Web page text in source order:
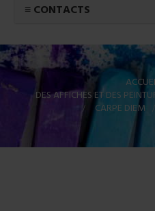
≡ CONTACTS
DES AFFICHES ET DES
> CARPE DIEM >